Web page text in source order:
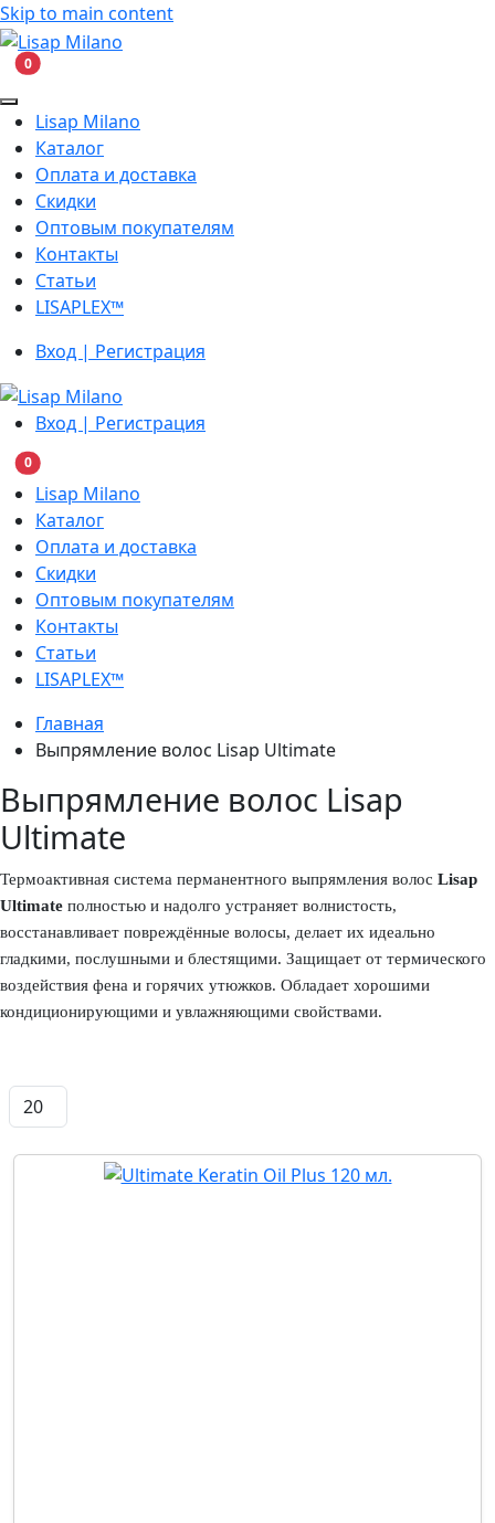
Skip to main content
0В корзину
Lisap Milano
Каталог
Оплата и доставка
Скидки
Оптовым покупателям
Контакты
Статьи
LISAPLEX™
Вход | Регистрация
Вход | Регистрация
0В корзину
Lisap Milano
Каталог
Оплата и доставка
Скидки
Оптовым покупателям
Контакты
Статьи
LISAPLEX™
Главная
Выпрямление волос Lisap Ultimate
Выпрямление волос Lisap
Ultimate
Термоактивная система перманентного выпрямления волос Lisap
Ultimate полностью и надолго устраняет волнистость,
восстанавливает повреждённые волосы, делает их идеально
гладкими, послушными и блестящими. Защищает от термического
воздействия фена и горячих утюжков. Обладает хорошими
кондиционирующими и увлажняющими свойствами.